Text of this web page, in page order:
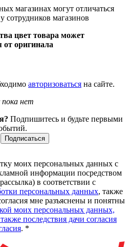
магазинах могут отличаться
сотрудников магазинов
цвет товара может
от оригинала
авторизоваться на сайте.
нет
Подпишитесь и будьте первыми
Подписаться
моих персональных данных с
информации посредством
в соответствии с
персональных данных, также
мне разъяснены и понятны
моих персональных данных,
последствия дачи согласия
. *